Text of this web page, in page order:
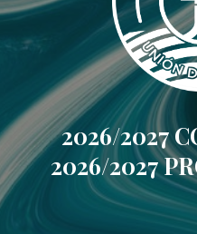
2026/2027
2026/2027